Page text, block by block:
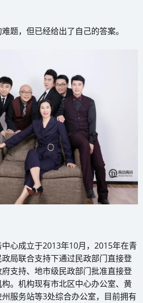
题，但已经给出了自己的答案。
心成立于2013年10月，2015年在青
局联合支持下通过民政部门直接登
支持、地市级民政部门批准直接登
。机构现有市北区中心办公室、黄
服务站等3处综合办公室，目前拥有